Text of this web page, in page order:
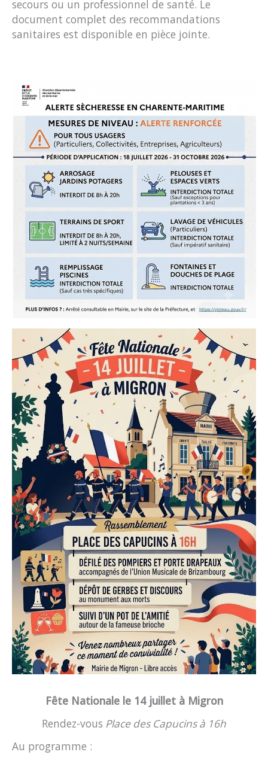
secours ou un professionnel de santé. Le
document complet des recommandations
sanitaires est disponible en pièce jointe.
Fête Nationale le 14 juillet à Migron
Rendez-vous Place des Capucins à 16h
Au programme :